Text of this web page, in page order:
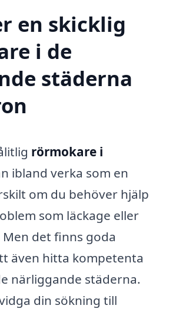
en skicklig
i de
städerna
rörmokare i
ibland verka som en
om du behöver hjälp
som läckage eller
det finns goda
även hitta kompetenta
närliggande städerna.
din sökning till